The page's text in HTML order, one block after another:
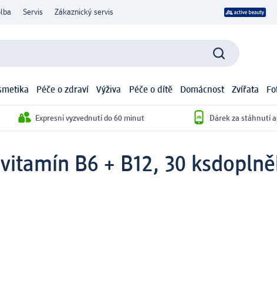
Servis Zákaznický servis
Péče o zdraví Výživa Péče o dítě Domácnost Zvířata
Expresní vyzvednutí do 60 minut Dárek za stáhnutí
B6 + B12, 30 ks